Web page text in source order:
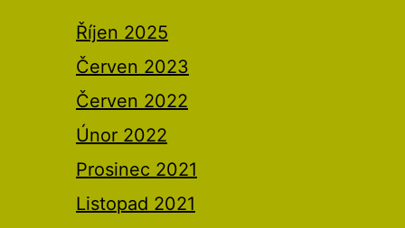
Říjen 2025
Červen 2023
Červen 2022
Únor 2022
Prosinec 2021
Listopad 2021